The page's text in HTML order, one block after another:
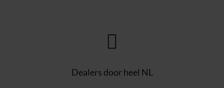
Dealers door heel NL